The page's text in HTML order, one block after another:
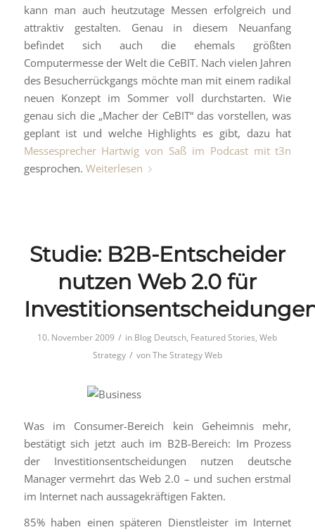
kann man auch heutzutage Messen erfolgreich und
attraktiv gestalten. Genau in diesem Neuanfang
befindet sich auch die ehemals größten
Computermesse der Welt die CeBIT. Nach vielen Jahren
des Besucherrückgangs möchte man mit einem radikal
neuen Konzept im Sommer voll durchstarten. Wie
genau sich die „Macher der CeBIT“ das vorstellen, was
geplant ist und welche Highlights es gibt, dazu hat
Messesprecher Hartwig von Saß im Podcast mit t3n
gesprochen. Weiterlesen
Studie: B2B-Entscheider
nutzen Web 2.0 für
10. November 2009 / in Blog Deutsch, Featured Stories,Web
Strategy / vonThe Strategy Web
Was im Consumer-Bereich kein Geheimnis mehr,
bestätigt sich jetzt auch im B2B-Bereich: Im Prozess
der Investitionsentscheidungen nutzen deutsche
Manager vermehrt das Web 2.0 – und suchen erstmal
im Internet nach aussagekräftigen Fakten.
85% haben einen späteren Dienstleister im Internet